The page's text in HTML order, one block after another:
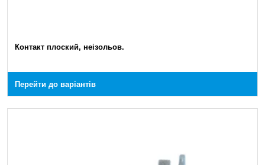
Контакт плоский, неізольов.
Перейти до варіантів